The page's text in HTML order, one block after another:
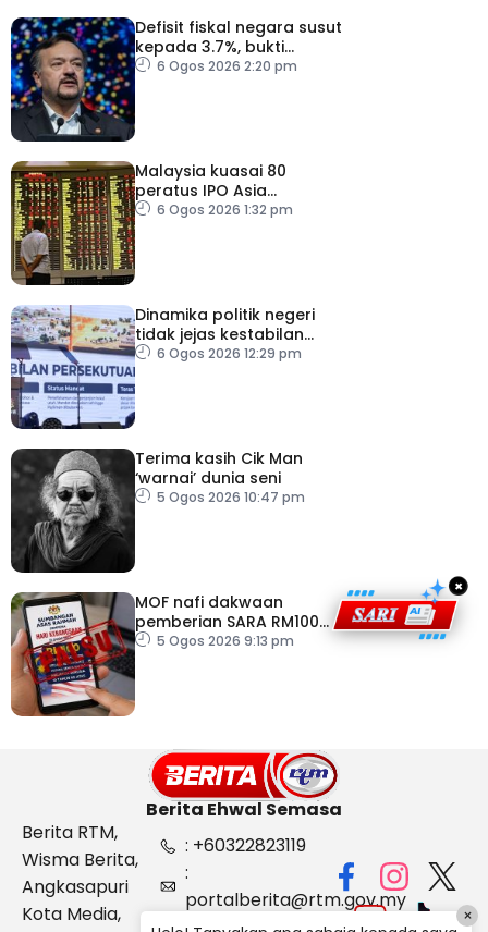
Defisit fiskal negara susut
kepada 3.7%, bukti
keyakinan pelabur masih
6 Ogos 2026 2:20 pm
Malaysia kuasai 80
peratus IPO Asia
Tenggara, kumpul AS$1.4
6 Ogos 2026 1:32 pm
Dinamika politik negeri
tidak jejas kestabilan
Kerajaan Perpaduan
6 Ogos 2026 12:29 pm
Terima kasih Cik Man
‘warnai’ dunia seni
5 Ogos 2026 10:47 pm
MOF nafi dakwaan
pemberian SARA RM100
sempena Hari
5 Ogos 2026 9:13 pm
×
Berita Ehwal Semasa
Berita RTM,
Wisma Berita,
Angkasapuri
Kota Media,
: +60322823119
:
portalberita@rtm.gov.my
×